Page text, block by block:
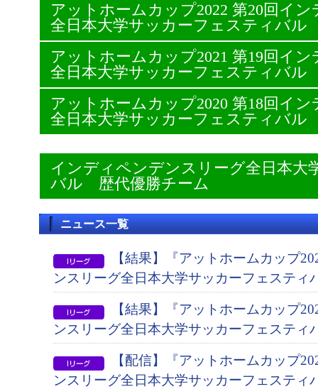
アットホームカップ2022 第20回イ
全日本大学サッカーフェスティバル
アットホームカップ2021 第19回イ
全日本大学サッカーフェスティバル
アットホームカップ2020 第18回イ
全日本大学サッカーフェスティバル
インディペンデンスリーグ全日本大
バル 歴代優勝チーム
ニュース一覧
【結果】『アットホームカップ
ンスリーグ全日本大学サッカーフェスティ
【結果】『アットホームカップ
ンスリーグ全日本大学サッカーフェスティ
【配信】『アットホームカップ
ンスリーグ全日本大学サッカーフェスティ